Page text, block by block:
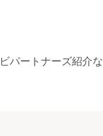
パートナーズ紹介な